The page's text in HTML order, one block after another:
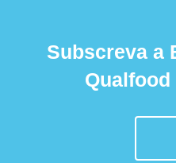
Subscreva a